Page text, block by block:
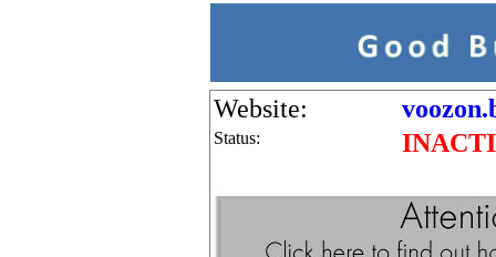
Website:
Status: